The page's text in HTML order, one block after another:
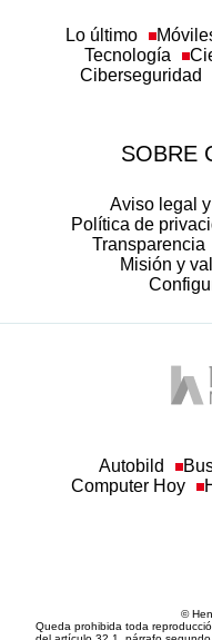
Tecnología
Ciberseguridad
Política de
Transparencia
Misión y
Computer Hoy
del artículo 32.1, párrafo
los efectos establecidos en el